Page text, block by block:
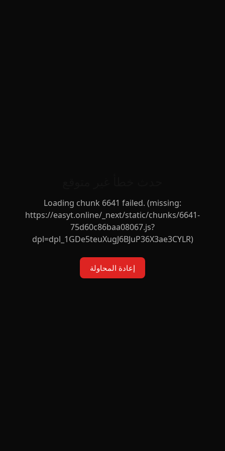
Loading chunk 6641 failed. (missing:
https://easyt.online/_next/static/chunks/6641-
75d60c86baa08067.js?
dpl=dpl_1GDe5teuXugJ6BJuP36X3ae3CYLR)
إعادة المحاولة